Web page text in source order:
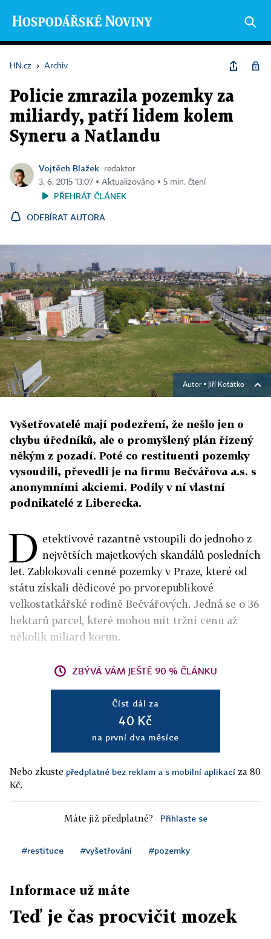
HN.cz › Archiv
Policie zmrazila pozemky za
miliardy, patří lidem kolem
Syneru a Natlandu
Vojtěch Blažek
redaktor
3. 6. 2015 13:07 ▪ Aktualizováno ▪ 5 min. čtení
PŘEHRÁT ČLÁNEK
ODEBÍRAT AUTORA
Autor ▪ Jiří Koťátko
Vyšetřovatelé mají podezření, že nešlo jen o
chybu úředníků, ale o promyšlený plán řízený
někým z pozadí. Poté co restituenti pozemky
vysoudili, převedli je na firmu Bečvářova a.s. s
anonymními akciemi. Podíly v ní vlastní
podnikatelé z Liberecka.
D etektivové razantně vstoupili do jednoho z
největších majetkových skandálů posledních
let. Zablokovali cenné pozemky v Praze, které od
státu získali dědicové po prvorepublikové
velkostatkářské rodině Bečvářových. Jedná se o 36
hektarů parcel, které mohou mít tržní cenu až
několik miliard korun.
ZBÝVÁ VÁM JEŠTĚ 90 % ČLÁNKU
Číst dál za
40 Kč
na první dva měsíce
Nebo zkuste předplatné bez reklam a s mobilní aplikací za 80
Kč.
Máte již předplatné? Přihlaste se
#restituce #vyšetřování #pozemky
Informace už máte
Teď je čas procvičit mozek